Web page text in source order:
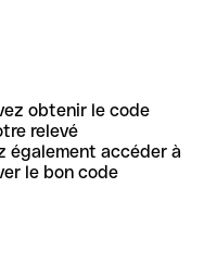
obtenir le code
relevé
également accéder à
le bon code